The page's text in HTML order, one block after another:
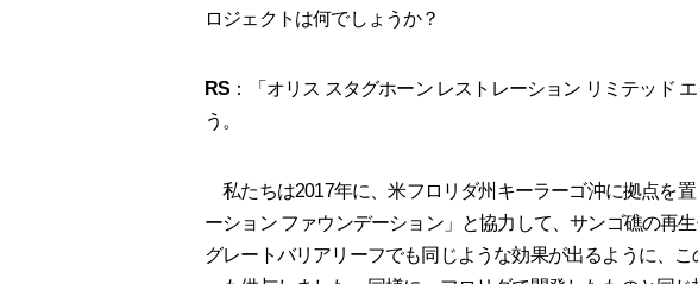
ロジェクトは何でしょうか？
RS ：「オリス スタグホーン レストレーション リミテッド
う。
私たちは2017年に、米フロリダ州キーラーゴ沖に拠点を
ーション ファウンデーション」と協力して、サンゴ礁の再
グレートバリアリーフでも同じような効果が出るように、